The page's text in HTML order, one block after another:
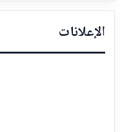
الإعلانات